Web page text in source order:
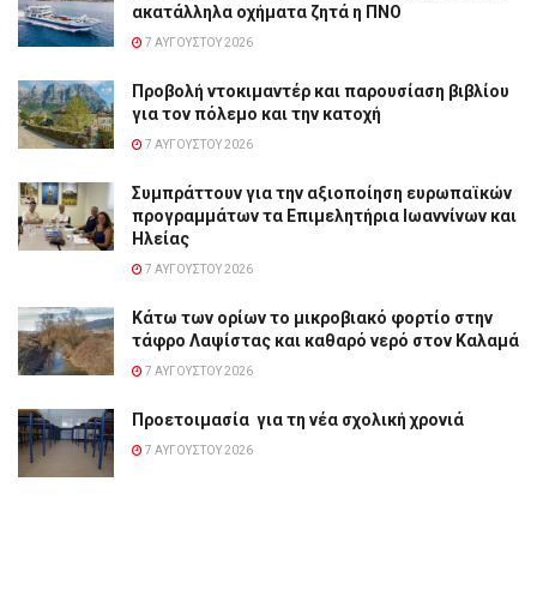
ακατάλληλα οχήματα ζητά η ΠΝΟ
7 ΑΥΓΟΎΣΤΟΥ 2026
Προβολή ντοκιμαντέρ και παρουσίαση βιβλίου
για τον πόλεμο και την κατοχή
7 ΑΥΓΟΎΣΤΟΥ 2026
Συμπράττουν για την αξιοποίηση ευρωπαϊκών
προγραμμάτων τα Επιμελητήρια Ιωαννίνων και
Ηλείας
7 ΑΥΓΟΎΣΤΟΥ 2026
Κάτω των ορίων το μικροβιακό φορτίο στην
τάφρο Λαψίστας και καθαρό νερό στον Καλαμά
7 ΑΥΓΟΎΣΤΟΥ 2026
Προετοιμασία για τη νέα σχολική χρονιά
7 ΑΥΓΟΎΣΤΟΥ 2026